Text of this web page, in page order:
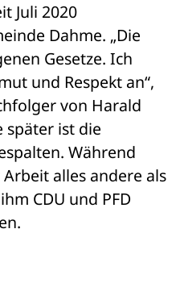
Juli 2020
Dahme. „Die
Gesetze. Ich
und Respekt an“,
von Harald
später ist die
Während
alles andere als
CDU und PFD